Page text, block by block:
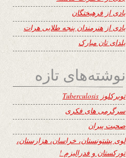
یادی از فرهیختگان
یادی از هنرمندان پنجه طلایی هرات
یلدای تان مبارک
نوشته‌های تازه
توبرکلوز Tuberculosis
سرگرمی های فکری
صحبت پیران
لوی پشتونستان، خراسان، هزارستان،
تورکستان و فدرالیزم !